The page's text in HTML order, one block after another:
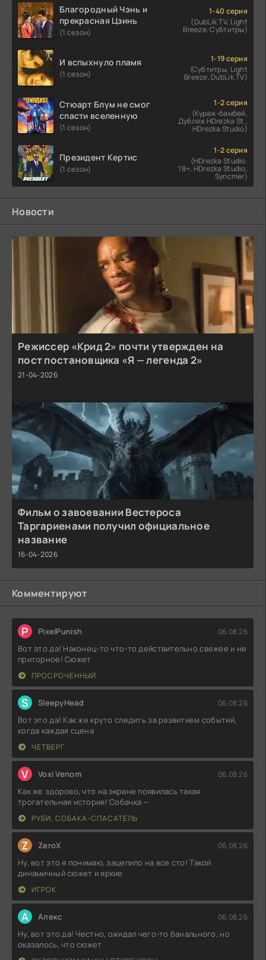
Благородный Чэнь и
прекрасная Цзинь
(1 сезон)
1-40 серия
(DubLik.TV, Light
Breeze, Субтитры)
И вспыхнуло пламя
(1 сезон)
1-19 серия
(Субтитры, Light
Breeze, DubLik.TV)
Стюарт Блум не смог
спасти вселенную
(1 сезон)
1-2 серия
(Кураж-бамбей,
Дубляж HDrezka St.,
HDrezka Studio)
Президент Кертис
(1 сезон)
1-2 серия
(HDrezka Studio.
18+, HDrezka Studio,
Syncmer)
Новости
Режиссер «Крид 2» почти утвержден на
пост постановщика «Я — легенда 2»
21-04-2026
Фильм о завоевании Вестероса
Таргариенами получил официальное
название
16-04-2026
Комментируют
P PixelPunish 06.08.26
Вот это да! Наконец-то что-то действительно свежее и не
приторное! Сюжет
ПРОСРОЧЕННЫЙ
S SleepyHead 06.08.26
Вот это да! Как же круто следить за развитием событий,
когда каждая сцена
ЧЕТВЕРГ
V Voxi Venom 06.08.26
Как же здорово, что на экране появилась такая
трогательная история! Собачка —
РУБИ, СОБАКА-СПАСАТЕЛЬ
Z ZeroX 06.08.26
Ну, вот это я понимаю, зацепило на все сто! Такой
динамичный сюжет и яркие
ИГРОК
А Алекс 06.08.26
Ну, вот это да! Честно, ожидал чего-то банального, но
оказалось, что сюжет